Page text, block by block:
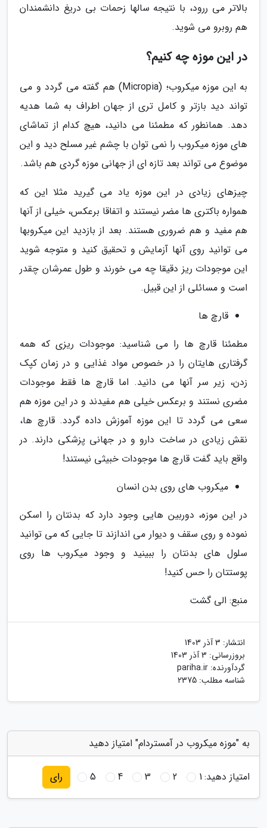
بالاتر می ررود، با نتیجه سالها زحمات بی دریغ دانشمندان
هم روبرو می شوید.
در این موزه چه کنیم؟
به این موزه میکروب؛ (Micropia) هم گفته می گردد و می
تواند دید بازتر و کامل تری از جهان اطراف به شما هدیه
دهد. همانطور که مطمئنا می دانید، هیچ کدام از تماشای
های موزه میکروب را نمی توان با چشم غیر مسلح دید و این
موضوع می تواند بعد تازه ای از جهانی موزه گردی هم باشد.
چیزهای زیادی در این موزه یاد می گیرید مثلا این که
همواره باکتری ها مضر نیستند و اتفاقا برعکس، خیلی از آنها
هم مفید و هم ضروری هستند. بعد از بازدید این میکروبها
می توانید روی آنها آزمایش و تحقیق کنید و متوجه شوید
این موجودات ریز دقیقا چه می خورند و طول عمرشان چقدر
است و مسائلی از این قبیل.
قارچ ها
مطمئنا قارچ ها را می شناسید: موجودات ریزی که همه
گرفتاری هایتان را در خصوص مواد غذایی و در زمان کپک
زدن، زیر سر آنها می دانید. اما قارچ ها فقط موجودات
مضری نستند و برعکس خیلی هم مفیدند و در این موزه هم
سعی می گردد تا این موزه آموزش داده گردد. قارچ ها،
نقش زیادی در ساخت دارو و در جهانی پزشکی دارند. در
واقع باید گفت قارچ ها موجودات خبیثی نیستند!
میکروب های روی بدن انسان
در این موزه، دوربین هایی وجود دارد که بدنتان را اسکن
نموده و روی سقف و دیوار می اندازند تا جایی که می توانید
سلول های بدنتان را ببینید و وجود میکروب ها روی
پوستتان را حس کنید!
منبع: الی گشت
انتشار: 3 آذر 1403
بروزرسانی: 3 آذر 1403
گردآورنده: pariha.ir
شناسه مطلب: 2375
به "موزه میکروب در آمستردام" امتیاز دهید
امتیاز دهید:1
2
3
4
5 رای